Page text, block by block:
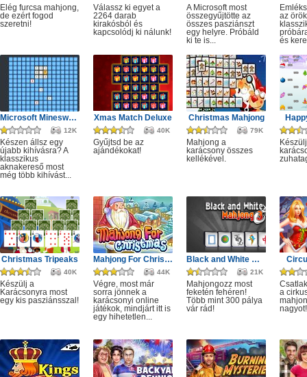
Elég furcsa mahjong,
de ezért fogod
szeretni!
Válassz ki egyet a
2264 darab
kirakósból és
kapcsolódj ki nálunk!
A Microsoft most
összegyűjtötte az
összes pasziánszt
egy helyre. Próbáld
ki te is...
az örök
és
Microsoft Minesweeper
12K
Készen állsz egy
újabb kihívásra? A
klasszikus
aknakereső most
még több kihívást...
Xmas Match Deluxe
40K
Gyűjtsd be az
ajándékokat!
Christmas Mahjong
79K
Mahjong a
karácsony összes
kellékével.
Christmas Tripeaks
40K
Készülj a
Karácsonyra most
egy kis pasziánsszal!
Mahjong For Christmas
44K
Végre, most már
sorra jönnek a
karácsonyi online
játékok, mindjárt itt is
egy hihetetlen...
Black and White Mahjong 3
21K
Mahjongozz most
feketén fehéren!
Több mint 300 pálya
vár rád!
a
nagyot!